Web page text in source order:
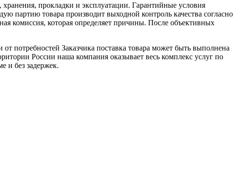
прокладки и эксплуатации. Гарантийные условия
партию товара производит выходной контроль качества согласно
комиссия, которая определяет причины. После объективных
потребностей Заказчика поставка товара может быть выполнена
России наша компания оказывает весь комплекс услуг по
и без задержек.